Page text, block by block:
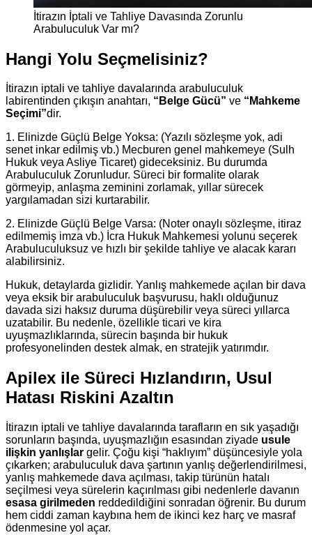
İtirazın İptali ve Tahliye Davasında Zorunlu
Arabuluculuk Var mı?
Hangi Yolu Seçmelisiniz?
İtirazın iptali ve tahliye davalarında arabuluculuk
labirentinden çıkışın anahtarı, “Belge Gücü” ve “Mahkeme
Seçimi”dir.
1. Elinizde Güçlü Belge Yoksa: (Yazılı sözleşme yok, adi
senet inkar edilmiş vb.) Mecburen genel mahkemeye (Sulh
Hukuk veya Asliye Ticaret) gideceksiniz. Bu durumda
Arabuluculuk Zorunludur. Süreci bir formalite olarak
görmeyip, anlaşma zeminini zorlamak, yıllar sürecek
yargılamadan sizi kurtarabilir.
2. Elinizde Güçlü Belge Varsa: (Noter onaylı sözleşme, itiraz
edilmemiş imza vb.) İcra Hukuk Mahkemesi yolunu seçerek
Arabuluculuksuz ve hızlı bir şekilde tahliye ve alacak kararı
alabilirsiniz.
Hukuk, detaylarda gizlidir. Yanlış mahkemede açılan bir dava
veya eksik bir arabuluculuk başvurusu, haklı olduğunuz
davada sizi haksız duruma düşürebilir veya süreci yıllarca
uzatabilir. Bu nedenle, özellikle ticari ve kira
uyuşmazlıklarında, sürecin başında bir hukuk
profesyonelinden destek almak, en stratejik yatırımdır.
Apilex ile Süreci Hızlandırın, Usul
Hatası Riskini Azaltın
İtirazın iptali ve tahliye davalarında tarafların en sık yaşadığı
sorunların başında, uyuşmazlığın esasından ziyade usule
ilişkin yanlışlar gelir. Çoğu kişi “haklıyım” düşüncesiyle yola
çıkarken; arabuluculuk dava şartının yanlış değerlendirilmesi,
yanlış mahkemede dava açılması, takip türünün hatalı
seçilmesi veya sürelerin kaçırılması gibi nedenlerle davanın
esasa girilmeden reddedildiğini sonradan öğrenir. Bu durum
hem ciddi zaman kaybına hem de ikinci kez harç ve masraf
ödenmesine yol açar.